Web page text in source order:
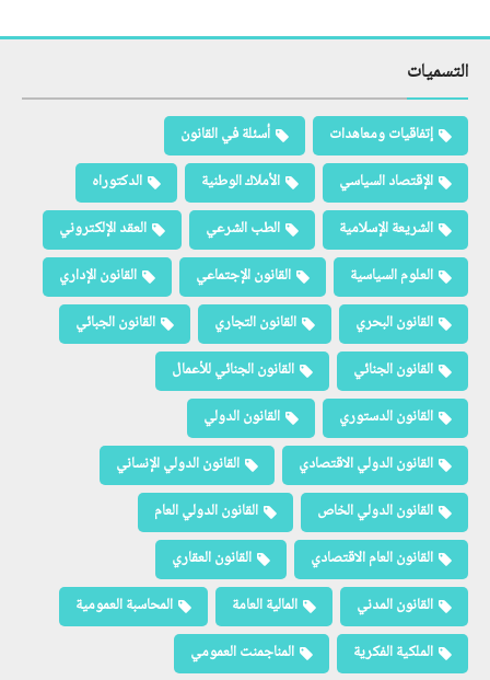
التسميات
إتفاقيات ومعاهدات
أسئلة في القانون
الإقتصاد السياسي
الأملاك الوطنية
الدكتوراه
الشريعة الإسلامية
الطب الشرعي
العقد الإلكتروني
العلوم السياسية
القانون الإجتماعي
القانون الإداري
القانون البحري
القانون التجاري
القانون الجبائي
القانون الجنائي
القانون الجنائي للأعمال
القانون الدستوري
القانون الدولي
القانون الدولي الاقتصادي
القانون الدولي الإنساني
القانون الدولي الخاص
القانون الدولي العام
القانون العام الاقتصادي
القانون العقاري
القانون المدني
المالية العامة
المحاسبة العمومية
الملكية الفكرية
المناجمنت العمومي